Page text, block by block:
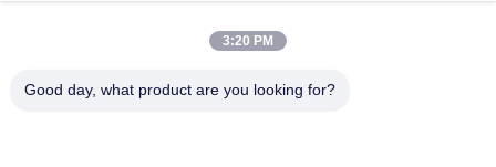
Συνδρομηθείτε στο ενημερωτικό μας δελτίο για εκπτώσεις και
πολλά άλλα.
3:20 PM
Good day, what product are you looking for?